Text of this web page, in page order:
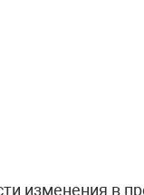
изменения в